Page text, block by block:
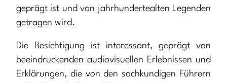
geprägt ist und von jahrhundertealten Legenden
getragen wird.
Die Besichtigung ist interessant, geprägt von
beeindruckenden audiovisuellen Erlebnissen und
Erklärungen, die von den sachkundigen Führern